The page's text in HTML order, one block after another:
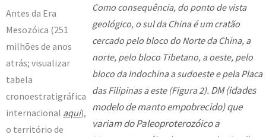
Antes da Era
Mesozóica (251
milhões de anos
atrás; visualizar
tabela
cronoestratigráfica
internacional aqui),
o território de
Como consequência, do ponto de vista
geológico, o sul da China é um cratão
cercado pelo bloco do Norte da China, a
norte, pelo bloco Tibetano, a oeste, pelo
bloco da Indochina a sudoeste e pela Placa
das Filipinas a este (Figura 2). DM (idades
modelo de manto empobrecido) que
variam do Paleoproterozóico a